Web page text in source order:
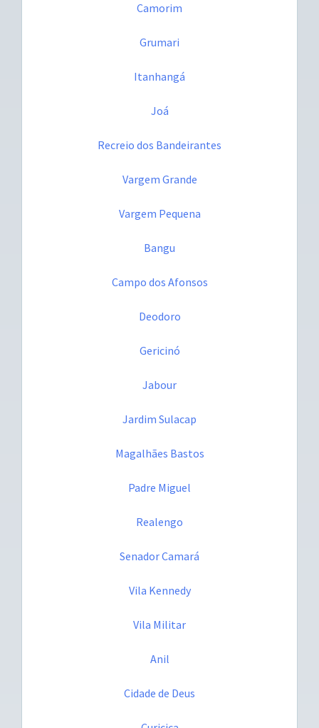
Camorim
Grumari
Itanhangá
Joá
Recreio dos Bandeirantes
Vargem Grande
Vargem Pequena
Bangu
Campo dos Afonsos
Deodoro
Gericinó
Jabour
Jardim Sulacap
Magalhães Bastos
Padre Miguel
Realengo
Senador Camará
Vila Kennedy
Vila Militar
Anil
Cidade de Deus